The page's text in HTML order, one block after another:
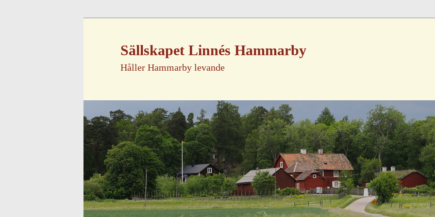
Sällskapet Linnés Hammarby
Håller Hammarby levande